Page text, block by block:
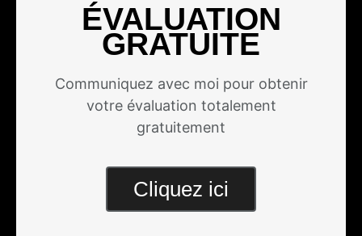
ÉVALUATION
GRATUITE
Communiquez avec moi pour obtenir
votre évaluation totalement
gratuitement
Cliquez ici